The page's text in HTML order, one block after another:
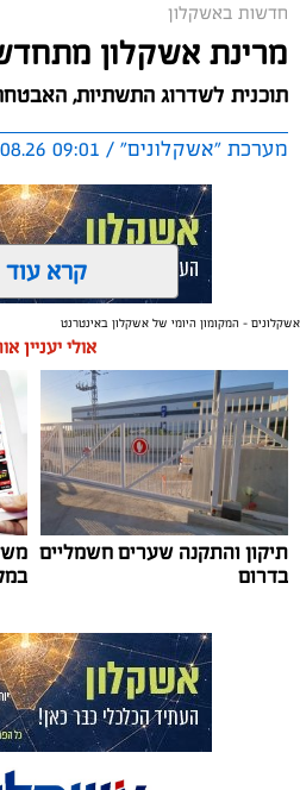
חדשות באשקלון
מרינת אשקלון
תוכנית לשדרוג התשתיות,
מערכת "אשקלונים" / 09:01 04.08.26
תגים:אשקלון, מרינה
החברה הכלכלית הציגה לנציגי
תוכנית השקעה מקיפה הכוללת
מערך האבטחה, הקמת תחנת דלק
מנכ"ל החכ"ל: "כל שקל שנגבה
אליהם באמצעות שיפור המרינה
נציגי העוגנים במרינת אשקלון
שפריצר, לפגישה שבה הוצגה
המרינה, הכוללת השקעה
ובפיתוח המקום לטובת ציבור
במהלך הפגישה עודכנו נציגי
קרא עוד
אשקלונים - המקומון היומי של אשקלון באינטרנט
אולי יעניין
תיקון והתקנה שערים חשמליים
בדרום